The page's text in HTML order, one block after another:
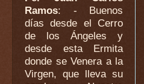
Ramos: - Buenos
días desde el Cerro
de los Ángeles y
desde esta Ermita
donde se Venera a la
Virgen, que lleva su